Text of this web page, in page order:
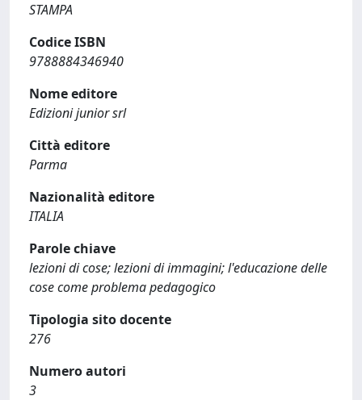
STAMPA
Codice ISBN
9788884346940
Nome editore
Edizioni junior srl
Città editore
Parma
Nazionalità editore
ITALIA
Parole chiave
lezioni di cose; lezioni di immagini; l'educazione delle
cose come problema pedagogico
Tipologia sito docente
276
Numero autori
3